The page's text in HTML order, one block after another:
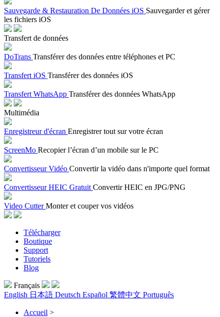
Sauvegarde & Restauration De Données iOS Sauvegarder et gérer
les fichiers iOS
Transfert de données
DoTrans Transférer des données entre téléphones et PC
Transfert iOS Transférer des données iOS
Transfert WhatsApp Transférer des données WhatsApp
Multimédia
Enregistreur d'écran Enregistrer tout sur votre écran
ScreenMo Recopier l’écran d’un mobile sur le PC
Convertisseur Vidéo Convertir la vidéo dans n'importe quel format
Convertisseur HEIC Gratuit Convertir HEIC en JPG/PNG
Video Cutter Monter et couper vos vidéos
Télécharger
Boutique
Support
Tutoriels
Blog
Français
English 日本語 Deutsch Español 繁體中文 Português
Accueil >